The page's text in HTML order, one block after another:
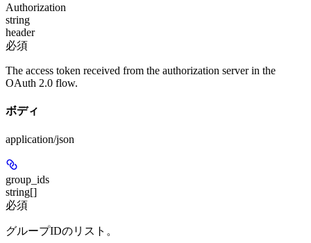
Authorization
string
header
必須
The access token received from the authorization server in the
OAuth 2.0 flow.
ボディ
application/json
group_ids
string[]
必須
グループIDのリスト。